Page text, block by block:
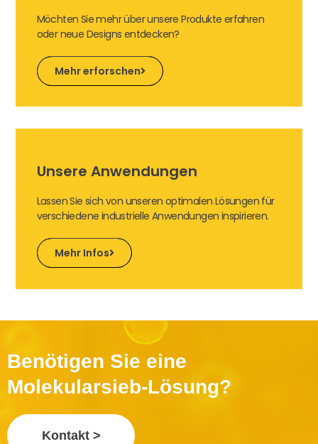
Möchten Sie mehr über unsere Produkte erfahren
oder neue Designs entdecken?
Mehr erforschen
Unsere Anwendungen
Lassen Sie sich von unseren optimalen Lösungen für
verschiedene industrielle Anwendungen inspirieren.
Mehr Infos
Benötigen Sie eine
Molekularsieb-Lösung?
Kontakt >